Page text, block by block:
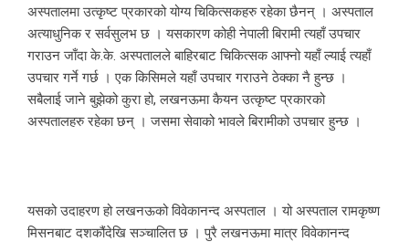
अस्पतालमा उत्कृष्ट प्रकारको योग्य चिकित्सकहरु रहेका छैनन् । अस्पताल
अत्याधुनिक र सर्वसुलभ छ । यसकारण कोही नेपाली बिरामी त्यहाँ उपचार
गराउन जाँदा के.के. अस्पतालले बाहिरबाट चिकित्सक आफ्नो यहाँ ल्याई त्यहाँ
उपचार गर्ने गर्छ । एक किसिमले यहाँ उपचार गराउने ठेक्का नै हुन्छ ।
सबैलाई जाने बुझेको कुरा हो, लखनऊमा कैयन उत्कृष्ट प्रकारको
अस्पतालहरु रहेका छन् । जसमा सेवाको भावले बिरामीको उपचार हुन्छ ।
यसको उदाहरण हो लखनऊको विवेकानन्द अस्पताल । यो अस्पताल रामकृष्ण
मिसनबाट दशकौंदेखि सञ्चालित छ । पुरै लखनऊमा मात्र विवेकानन्द